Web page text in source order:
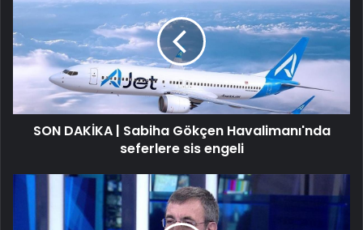
Gökçen
Havalimanı'nda
seferlere
engeli
SON DAKİKA | Sabiha Gökçen Havalimanı'nda
seferlere sis engeli
Cumhurbaşkanı